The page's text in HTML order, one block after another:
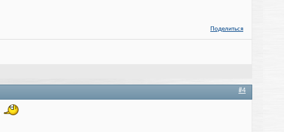
Поделиться
#4